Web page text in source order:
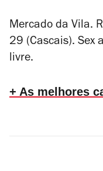
Mercado da Vila.
29 (Cascais). Sex
livre.
+ As melhores